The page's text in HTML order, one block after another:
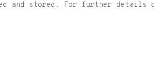
and stored. For further details